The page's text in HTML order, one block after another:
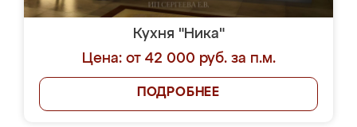
Кухня "Ника"
Цена: от 42 000 руб. за п.м.
ПОДРОБНЕЕ